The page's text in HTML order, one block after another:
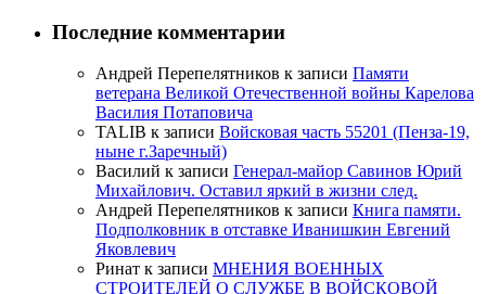
Последние комментарии
Андрей Перепелятников к записи Памяти
ветерана Великой Отечественной войны Карелова
Василия Потаповича
TALIB к записи Войсковая часть 55201 (Пенза-19,
ныне г.Заречный)
Василий к записи Генерал-майор Савинов Юрий
Михайлович. Оставил яркий в жизни след.
Андрей Перепелятников к записи Книга памяти.
Подполковник в отставке Иванишкин Евгений
Яковлевич
Ринат к записи МНЕНИЯ ВОЕННЫХ
СТРОИТЕЛЕЙ О СЛУЖБЕ В ВОЙСКОВОЙ